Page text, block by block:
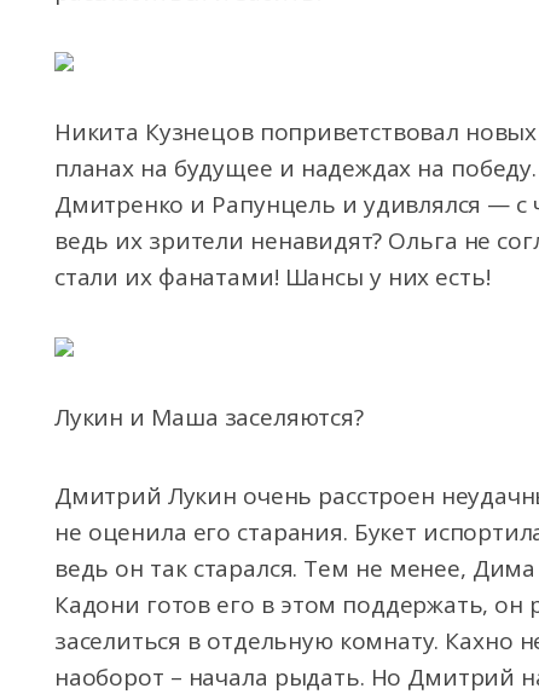
Никита Кузнецов поприветствовал
планах на будущее и надеждах на
Дмитренко и Рапунцель и удивлялся — с
ведь их зрители ненавидят? Ольга не
стали их фанатами! Шансы у них есть!
Лукин и Маша заселяются?
Дмитрий Лукин очень расстроен
не оценила его старания. Букет
ведь он так старался. Тем не менее,
Кадони готов его в этом поддержать,
заселиться в отдельную комнату. Кахно
наоборот – начала рыдать. Но Дмитрий